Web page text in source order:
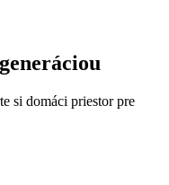
si domáci priestor pre